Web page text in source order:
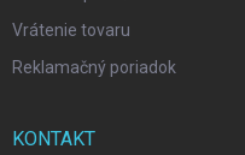
Vrátenie tovaru
Reklamačný poriadok
KONTAKT